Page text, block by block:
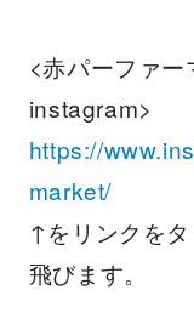
<赤パーファ
instagram>
https://
market/
↑をリンクを
飛びます。